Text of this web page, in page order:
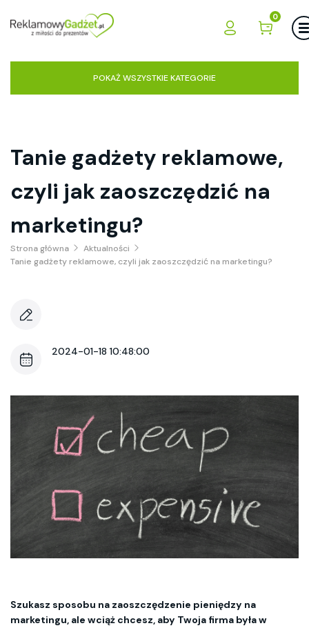
0
POKAŻ WSZYSTKIE KATEGORIE
Tanie gadżety reklamowe,
czyli jak zaoszczędzić na
marketingu?
Strona główna
Aktualności
Tanie gadżety reklamowe, czyli jak zaoszczędzić na marketingu?
2024-01-18 10:48:00
Szukasz sposobu na zaoszczędzenie pieniędzy na
marketingu, ale wciąż chcesz, aby Twoja firma była w